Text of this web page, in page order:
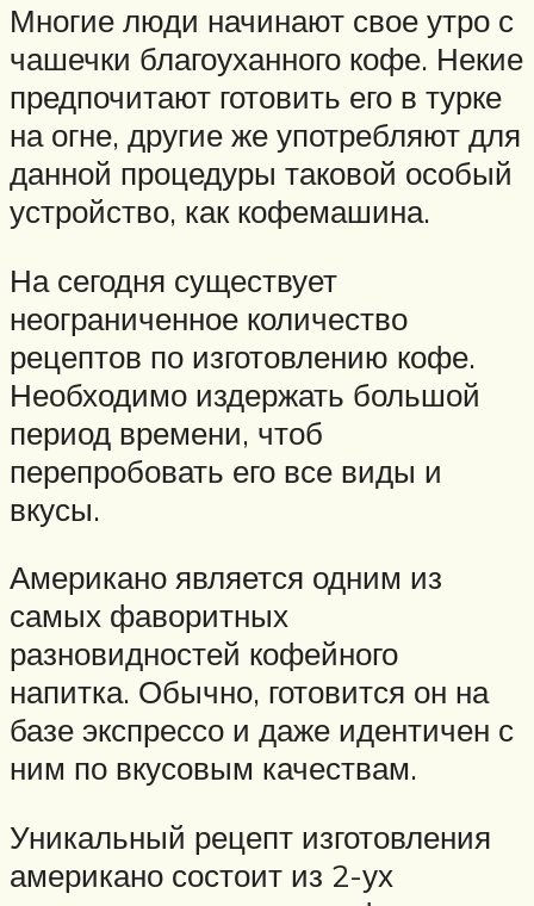
Многие люди начинают свое утро с
чашечки благоуханного кофе. Некие
предпочитают готовить его в турке
на огне, другие же употребляют для
данной процедуры таковой особый
устройство, как кофемашина.
На сегодня существует
неограниченное количество
рецептов по изготовлению кофе.
Необходимо издержать большой
период времени, чтоб
перепробовать его все виды и
вкусы.
Американо является одним из
самых фаворитных
разновидностей кофейного
напитка. Обычно, готовится он на
базе экспрессо и даже идентичен с
ним по вкусовым качествам.
Уникальный рецепт изготовления
американо состоит из 2-ух